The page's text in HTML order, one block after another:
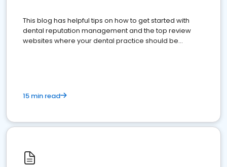
This blog has helpful tips on how to get started with
dental reputation management and the top review
websites where your dental practice should be
15 min read